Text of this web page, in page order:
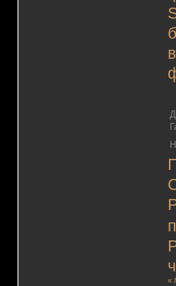
«